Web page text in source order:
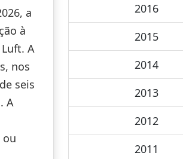
a
à
A
nos
seis
A
ou
2016
2015
2014
2013
2012
2011